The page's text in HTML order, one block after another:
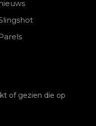
nieuws
Parels
of gezien die op